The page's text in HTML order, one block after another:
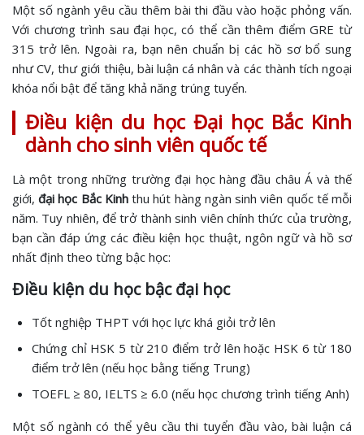
Một số ngành yêu cầu thêm bài thi đầu vào hoặc phỏng vấn.
Với chương trình sau đại học, có thể cần thêm điểm GRE từ
315 trở lên. Ngoài ra, bạn nên chuẩn bị các hồ sơ bổ sung
như CV, thư giới thiệu, bài luận cá nhân và các thành tích ngoại
khóa nổi bật để tăng khả năng trúng tuyển.
Điều kiện du học Đại học Bắc Kinh
dành cho sinh viên quốc tế
Là một trong những trường đại học hàng đầu châu Á và thế
giới,đại học Bắc Kinhthu hút hàng ngàn sinh viên quốc tế mỗi
năm. Tuy nhiên, để trở thành sinh viên chính thức của trường,
bạn cần đáp ứng các điều kiện học thuật, ngôn ngữ và hồ sơ
nhất định theo từng bậc học:
Điều kiện du học bậc đại học
Tốt nghiệp THPT với học lực khá giỏi trở lên
Chứng chỉ HSK 5 từ 210 điểm trở lên hoặc HSK 6 từ 180
điểm trở lên (nếu học bằng tiếng Trung)
TOEFL ≥ 80, IELTS ≥ 6.0 (nếu học chương trình tiếng Anh)
Một số ngành có thể yêu cầu thi tuyển đầu vào, bài luận cá